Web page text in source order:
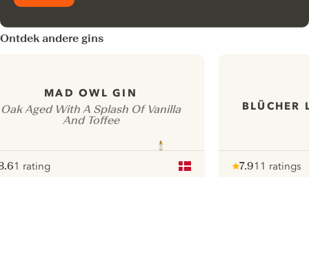
Ontdek andere gins
MAD OWL GIN
Oak Aged With A Splash Of Vanilla
And Toffee
1 rating
BLÜCHER
7.911 ratings